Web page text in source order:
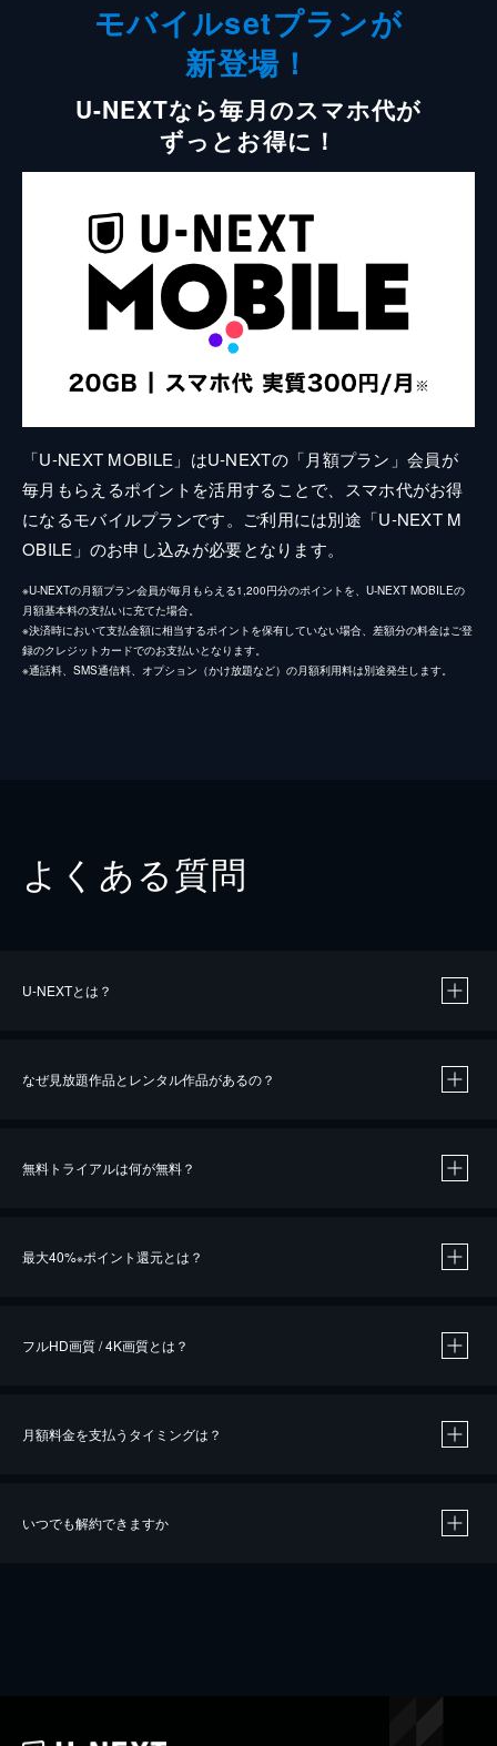
モバイルsetプランが
新登場！
U-NEXTなら毎月のスマホ代が
ずっとお得に！
「U-NEXT MOBILE」はU-NEXTの「月額プラン」会員が
毎月もらえるポイントを活用することで、スマホ代がお得
になるモバイルプランです。ご利用には別途「U-NEXT M
OBILE」のお申し込みが必要となります。
※U-NEXTの月額プラン会員が毎月もらえる1,200円分のポイントを、U-NEXT MOBILEの
月額基本料の支払いに充てた場合。
※決済時において支払金額に相当するポイントを保有していない場合、差額分の料金はご登
録のクレジットカードでのお支払いとなります。
※通話料、SMS通信料、オプション（かけ放題など）の月額利用料は別途発生します。
よくある質問
U-NEXTとは？
なぜ見放題作品とレンタル作品があるの？
無料トライアルは何が無料？
最大40%※ポイント還元とは？
※40％ポイント還元の対象は、クレジットカード決済による作品の購入 / レンタルです。
フルHD画質 / 4K画質とは？
月額料金を支払うタイミングは？
いつでも解約できますか